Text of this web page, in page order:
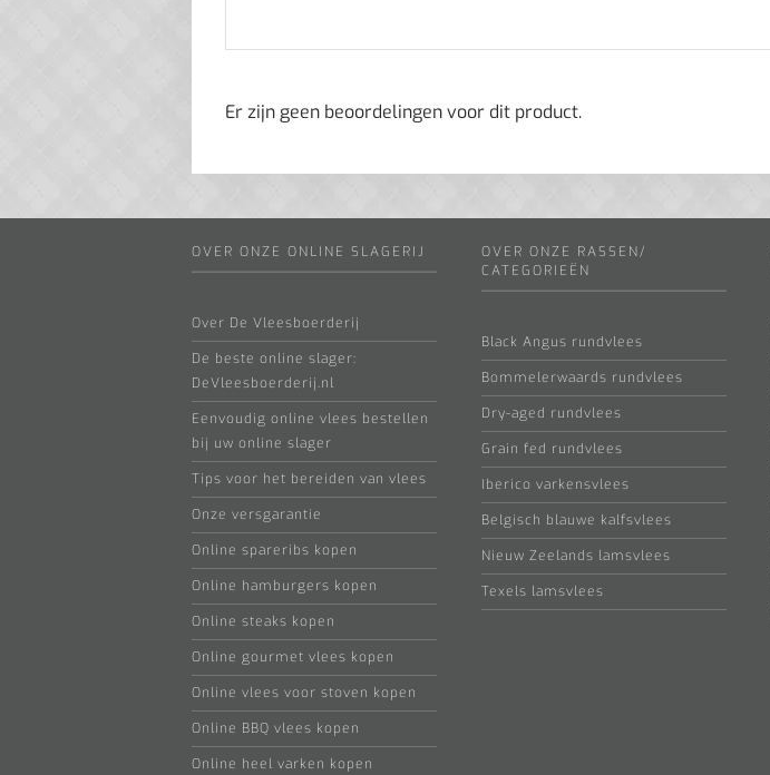
Er zijn geen beoordelingen voor dit product.
OVER ONZE ONLINE SLAGERIJ
Over De Vleesboerderij
De beste online slager:
DeVleesboerderij.nl
Eenvoudig online vlees bestellen
bij uw online slager
Tips voor het bereiden van vlees
Onze versgarantie
Online spareribs kopen
Online hamburgers kopen
Online steaks kopen
Online gourmet vlees kopen
Online vlees voor stoven kopen
Online BBQ vlees kopen
Online heel varken kopen
OVER ONZE RASSEN/
CATEGORIEËN
Black Angus rundvlees
Bommelerwaards rundvlees
Dry-aged rundvlees
Grain fed rundvlees
Iberico varkensvlees
Belgisch blauwe kalfsvlees
Nieuw Zeelands lamsvlees
Texels lamsvlees